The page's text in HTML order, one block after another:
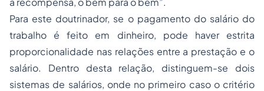
Para este doutrinador, se o pagamento do salário do
trabalho é feito em dinheiro, pode haver estrita
proporcionalidade nas relações entre a prestação e o
salário. Dentro desta relação, distinguem-se dois
sistemas de salários, onde no primeiro caso o critério